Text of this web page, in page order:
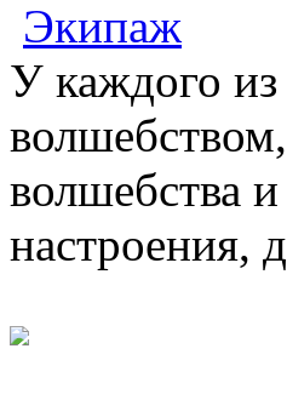
Экипаж
У каждого из
волшебства
настроения,